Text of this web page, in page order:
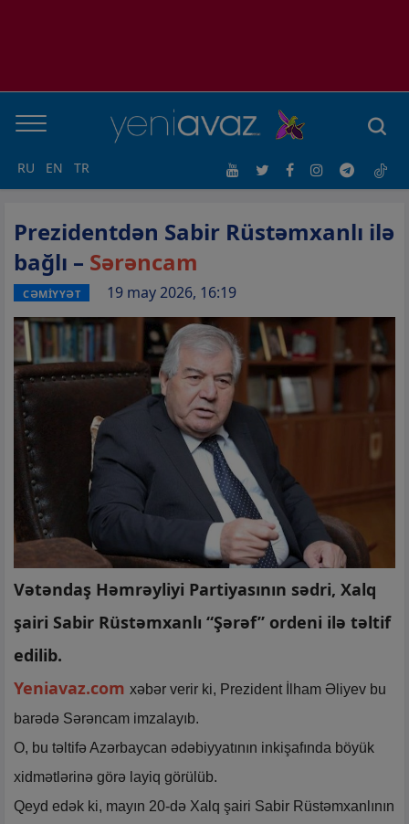
RU EN TR
Prezidentdən Sabir Rüstəmxanlı ilə
bağlı – Sərəncam
CƏMİYYƏT 19 may 2026, 16:19
Vətəndaş Həmrəyliyi Partiyasının sədri, Xalq
şairi Sabir Rüstəmxanlı “Şərəf” ordeni ilə təltif
edilib.
Yeniavaz.com xəbər verir ki, Prezident İlham Əliyev bu
barədə Sərəncam imzalayıb.
O, bu təltifə Azərbaycan ədəbiyyatının inkişafında böyük
xidmətlərinə görə layiq görülüb.
Qeyd edək ki, mayın 20-də Xalq şairi Sabir Rüstəmxanlının